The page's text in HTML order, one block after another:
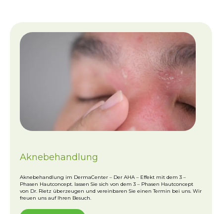
Aknebehandlung
Aknebehandlung im DermaCenter – Der AHA – Effekt mit dem 3 –
Phasen Hautconcept. lassen Sie sich von dem 3 – Phasen Hautconcept
von Dr. Rietz überzeugen und vereinbaren Sie einen Termin bei uns. Wir
freuen uns auf Ihren Besuch.